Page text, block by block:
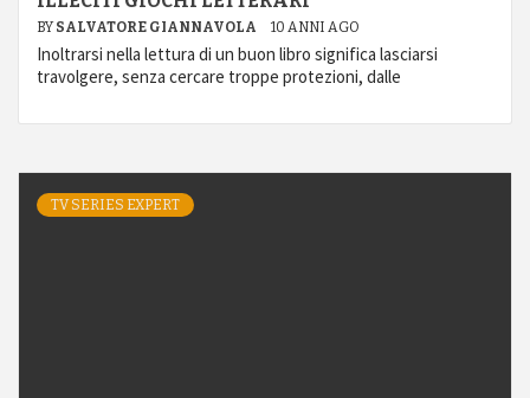
BY SALVATORE GIANNAVOLA 10 ANNI AGO
Inoltrarsi nella lettura di un buon libro significa lasciarsi
travolgere, senza cercare troppe protezioni, dalle
TV SERIES EXPERT